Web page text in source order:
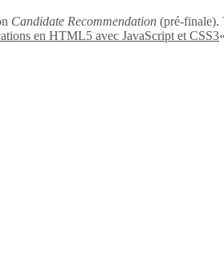
Candidate Recommendation (pré-finale).
en HTML5 avec JavaScript et CSS3